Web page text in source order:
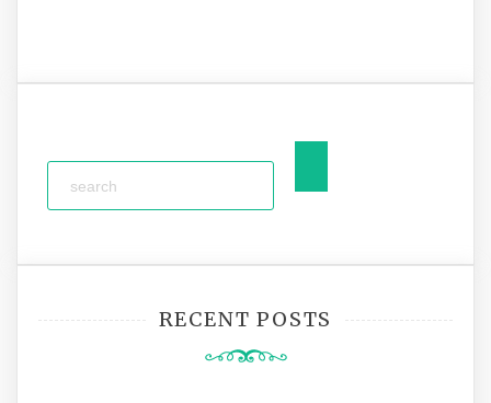
RECENT POSTS